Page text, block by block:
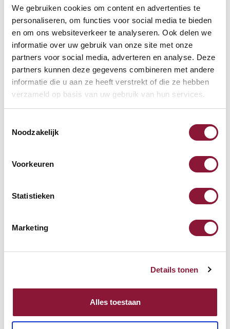
We gebruiken cookies om content en advertenties te
personaliseren, om functies voor social media te bieden
en om ons websiteverkeer te analyseren. Ook delen we
informatie over uw gebruik van onze site met onze
partners voor social media, adverteren en analyse. Deze
partners kunnen deze gegevens combineren met andere
informatie die u aan ze heeft verstrekt of die ze hebben
verzameld op basis van uw gebruik van hun services.
Noodzakelijk
Voorkeuren
Statistieken
Marketing
Details tonen
Alles toestaan
VOETENRING ?
VOETENSTER IN GEPOLIJST ALUMINIUM ?
Aantal:
direct een offerte op maat aan.
Offerte aanvragen
Toevoegen aan vergelijker